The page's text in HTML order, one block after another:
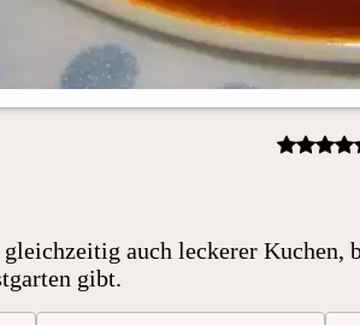
auch leckerer Kuchen,
gibt.